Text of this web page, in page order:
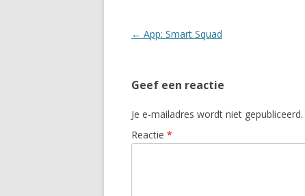
Berichtnavigatie
← App: Smart Squad
Geef een reactie
Je e-mailadres wordt niet gepubliceerd.
Reactie *